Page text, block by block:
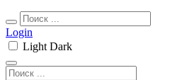
Login
Light Dark